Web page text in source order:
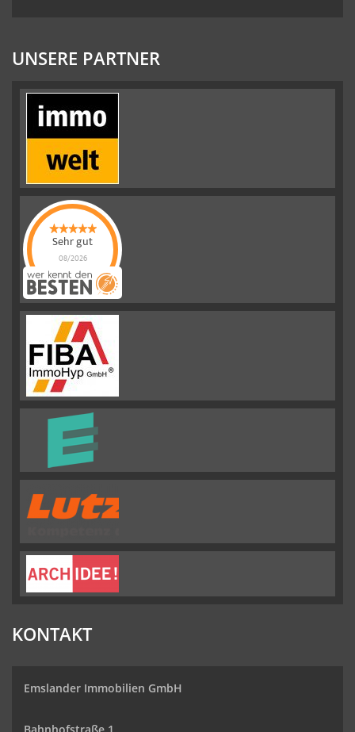
UNSERE PARTNER
Sehr gut
08/2026
Emslander
Immobilien GMBH
Sternen |
292Emslander
Immobilien
GMBHBewertungen
auf
werkenntdenBESTEN.de
KONTAKT
Emslander Immobilien GmbH